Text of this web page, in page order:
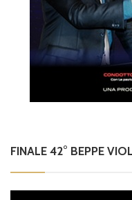
FINALE 42° BEPPE